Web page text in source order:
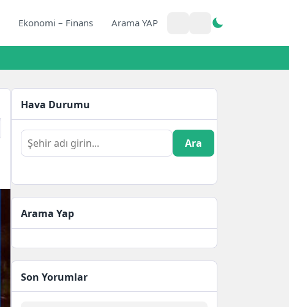
Ekonomi – Finans Arama YAP
Hava Durumu
Ara
Arama Yap
Son Yorumlar